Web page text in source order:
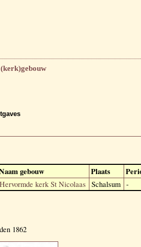
gebouw Plaats
Hervormde kerk St Nicolaas Schalsum -
1862